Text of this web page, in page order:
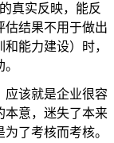
真实反映，能反
估结果不用于做出
能力建设）时，
应该就是企业很容
本意，迷失了本来
了考核而考核。